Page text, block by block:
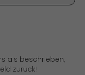
als beschrieben,
zurück!